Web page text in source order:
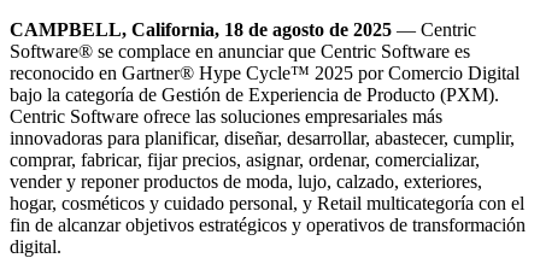
CAMPBELL, California, 18 de agosto de 2025 — Centric
Software® se complace en anunciar que Centric Software es
reconocido en Gartner® Hype Cycle™ 2025 por Comercio Digital
bajo la categoría de Gestión de Experiencia de Producto (PXM).
Centric Software ofrece las soluciones empresariales más
innovadoras para planificar, diseñar, desarrollar, abastecer, cumplir,
comprar, fabricar, fijar precios, asignar, ordenar, comercializar,
vender y reponer productos de moda, lujo, calzado, exteriores,
hogar, cosméticos y cuidado personal, y Retail multicategoría con el
fin de alcanzar objetivos estratégicos y operativos de transformación
digital.